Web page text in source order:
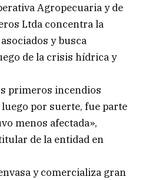
Agropecuaria y de
Ltda concentra la
y busca
de la crisis hídrica y
primeros incendios
por suerte, fue parte
menos afectada»,
de la entidad en
y comercializa gran